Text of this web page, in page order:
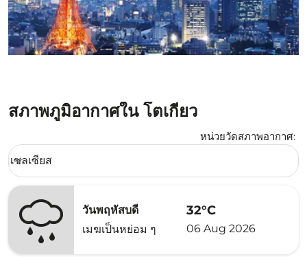
สภาพภูมิอากาศใน โตเกียว
หน่วยวัดสภาพอากาศ:
Weather unit option เซลเซียส Selected
เซลเซียส
keyboard_arrow_down
วันพฤหัสบดี
เมฆเป็นหย่อม ๆ
32°C
06 Aug 2026